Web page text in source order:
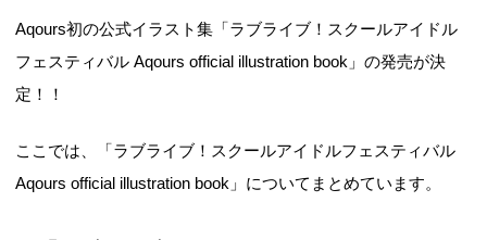
Aqours初の公式イラスト集「ラブライブ！スクールアイドル
フェスティバル Aqours official illustration book」の発売が決
定！！
ここでは、「ラブライブ！スクールアイドルフェスティバル
Aqours official illustration book」についてまとめています。